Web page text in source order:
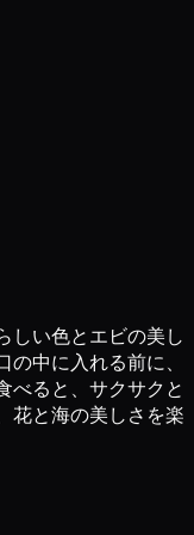
しい色とエビの美し
中に入れる前に、
べると、サクサクと
花と海の美しさを楽